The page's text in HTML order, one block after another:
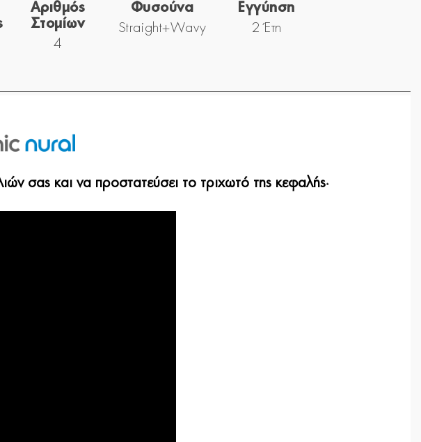
Αριθμός
Στομίων
4
Φυσούνα
Straight+Wavy
Εγγύηση
2 Έτη
σας και να προστατεύσει το τριχωτό της κεφαλής*